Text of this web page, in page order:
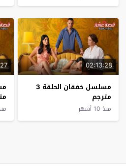
02:13:28
مسلسل خفقان الحلقة 3
مترجم
منذ 10 أشهر منذ